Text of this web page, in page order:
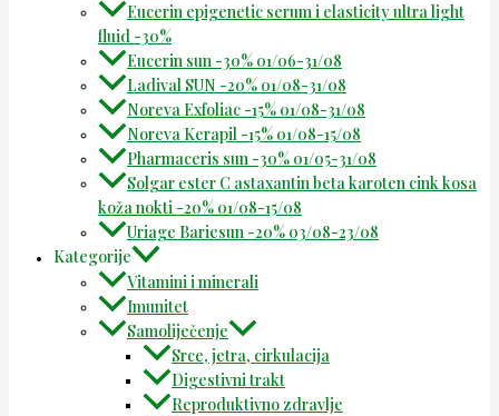
Eucerin epigenetic serum i elasticity ultra light
fluid -30%
Eucerin sun -30% 01/06-31/08
Ladival SUN -20% 01/08-31/08
Noreva Exfoliac -15% 01/08-31/08
Noreva Kerapil -15% 01/08-15/08
Pharmaceris sun -30% 01/05-31/08
Solgar ester C astaxantin beta karoten cink kosa
koža nokti -20% 01/08-15/08
Uriage Bariesun -20% 03/08-23/08
Kategorije
Vitamini i minerali
Imunitet
Samoliječenje
Srce, jetra, cirkulacija
Digestivni trakt
Reproduktivno zdravlje